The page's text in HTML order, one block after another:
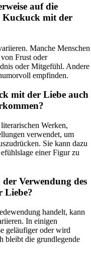
auf die
Kuckuck mit der
Manche Menschen
Frust oder
oder Mitgefühl. Andere
empfinden.
mit der Liebe auch
Werken,
verwendet, um
Sie kann dazu
einer Figur zu
Verwendung des
Liebe?
handelt, kann
In einigen
geläufiger oder wird
bleibt die grundlegende